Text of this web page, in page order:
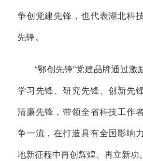
争创党建先锋，也代表湖北科
先锋。
“鄂创先锋”党建品牌通过激
学习先锋、研究先锋、创新先
清廉先锋，带领全省科技工作
争一流，在打造具有全国影响
地新征程中再创辉煌、再立新功。